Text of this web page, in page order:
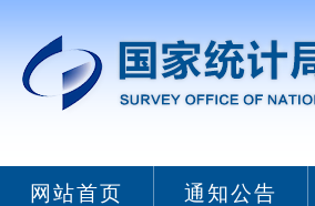
网站首页 通知公告